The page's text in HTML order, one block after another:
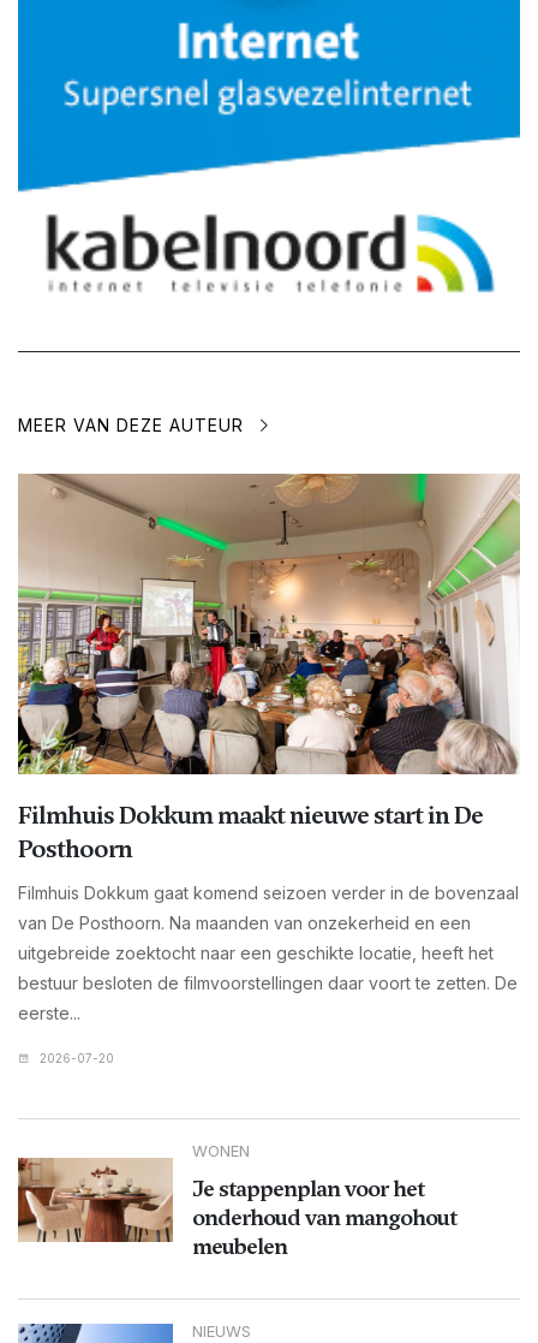
MEER VAN DEZE AUTEUR
Filmhuis Dokkum maakt nieuwe start in De
Posthoorn
Filmhuis Dokkum gaat komend seizoen verder in de bovenzaal
van De Posthoorn. Na maanden van onzekerheid en een
uitgebreide zoektocht naar een geschikte locatie, heeft het
bestuur besloten de filmvoorstellingen daar voort te zetten. De
eerste...
2026-07-20
WONEN
Je stappenplan voor het
onderhoud van mangohout
meubelen
NIEUWS